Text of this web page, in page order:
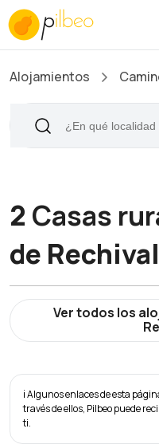
Alojamientos
2 Casas
de
Ver todos los
ℹ️ Algunos enlaces de esta
través de ellos, Pilbeo puede
ti.